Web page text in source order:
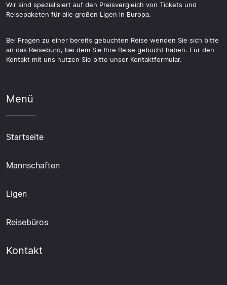
Wir sind spezialisiert auf den Preisvergleich von Tickets und
Reisepaketen für alle großen Ligen in Europa.
Bei Fragen zu einer bereits gebuchten Reise wenden Sie sich bitte
an das Reisebüro, bei dem Sie Ihre Reise gebucht haben. Für den
Kontakt mit uns nutzen Sie bitte unser Kontaktformular.
Menü
Startseite
Mannschaften
Ligen
Reisebüros
Kontakt